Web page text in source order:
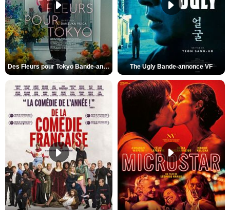
Des Fleurs pour Tokyo Bande-annonce VO STFR The Ugly Bande-annonce VF